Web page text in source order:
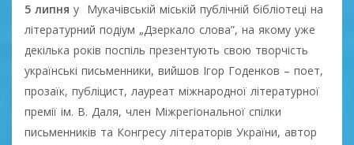
5 липня у Мукачівській міській публічній бібліотеці на
літературний подіум „Дзеркало слова”, на якому уже
декілька років поспіль презентують свою творчість
українські письменники, вийшов Ігор Годенков – поет,
прозаїк, публіцист, лауреат міжнародної літературної
премії ім. В. Даля, член Міжрегіональної спілки
письменників та Конгресу літераторів України, автор